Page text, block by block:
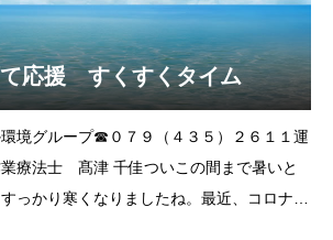
応援 すくすくタイム
境グループ☎０７９（４３５）２６１１運
療法士 髙津 千佳ついこの間まで暑いと
っかり寒くなりましたね。最近、コロナ禍